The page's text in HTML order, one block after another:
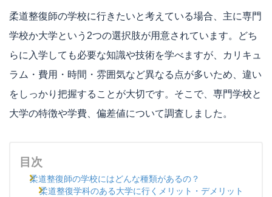
柔道整復師の学校に行きたいと考えている場合、主に専門
学校か大学という2つの選択肢が用意されています。どち
らに入学しても必要な知識や技術を学べますが、カリキュ
ラム・費用・時間・雰囲気など異なる点が多いため、違い
をしっかり把握することが大切です。そこで、専門学校と
大学の特徴や学費、偏差値について調査しました。
目次
柔道整復師の学校にはどんな種類があるの？
柔道整復学科のある大学に行くメリット・デメリット